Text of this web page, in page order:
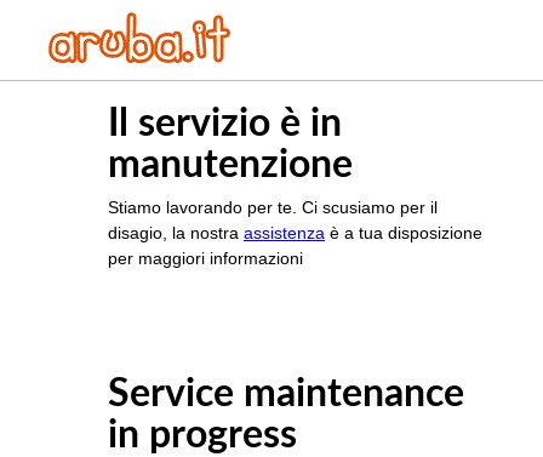
Il servizio è in
manutenzione
Stiamo lavorando per te. Ci scusiamo per il
disagio, la nostra assistenza è a tua disposizione
per maggiori informazioni
Service maintenance
in progress